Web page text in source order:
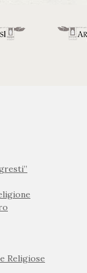
Religiose